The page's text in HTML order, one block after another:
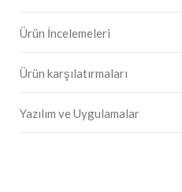
Ürün İncelemeleri
Ürün karşılatırmaları
Yazılım ve Uygulamalar